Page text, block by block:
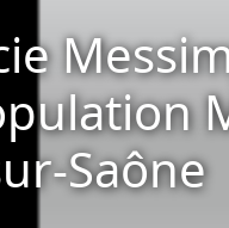
Saône